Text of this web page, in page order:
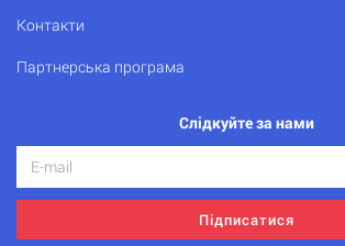
Контакти
Партнерська програма
Слідкуйте за нами
Підписатися